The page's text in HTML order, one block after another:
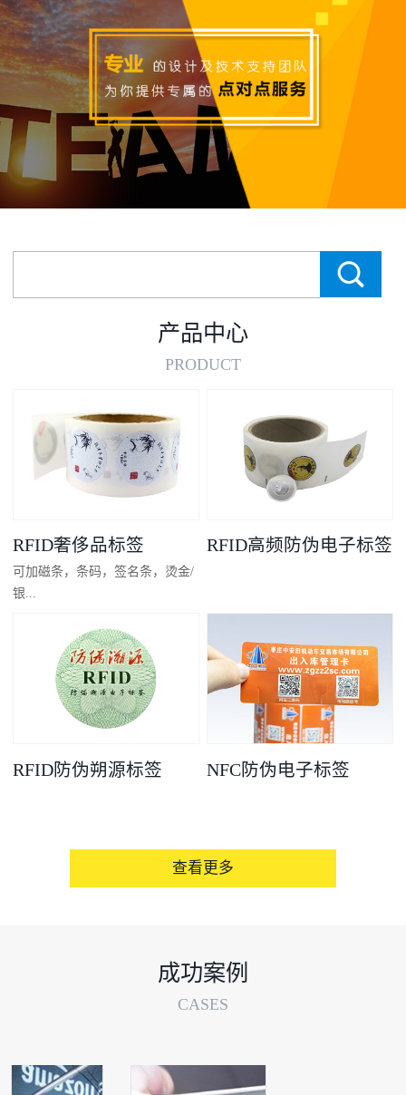
产品中心
PRODUCT
RFID奢侈品标签
可加磁条，条码，签名条，烫金/
银...
凸码，金/银底
RFID高频防伪电子标签
RFID防伪朔源标签 NFC防伪电子标签
查看更多
成功案例
CASES